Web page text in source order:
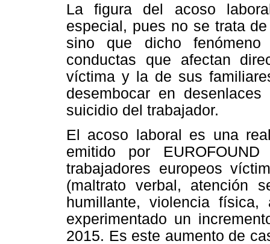
La figura del acoso
especial, pues no se trata
sino que dicho fenómeno
conductas que afectan
víctima y la de sus
desembocar en
suicidio del trabajador.
El acoso laboral es una
emitido por
trabajadores europeos
(maltrato verbal, atención
humillante, violencia
experimentado un
2015. Es este aumento de